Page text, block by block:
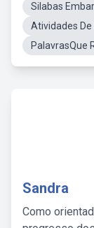
Silabas
Atividades
PalavrasQue
Sandra
Como